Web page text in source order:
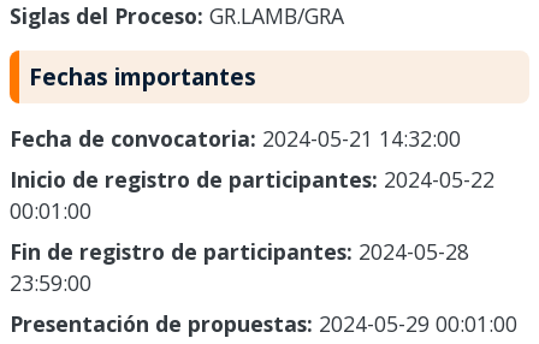
Siglas del Proceso: GR.LAMB/GRA
Fechas importantes
Fecha de convocatoria: 2024-05-21 14:32:00
Inicio de registro de participantes: 2024-05-22
00:01:00
Fin de registro de participantes: 2024-05-28
23:59:00
Presentación de propuestas: 2024-05-29 00:01:00